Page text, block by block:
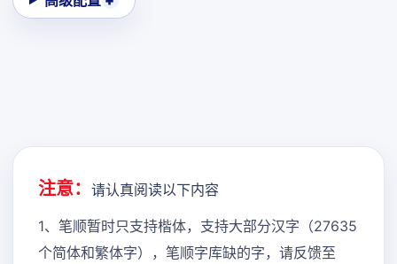
注意： 请认真阅读以下内容
1、笔顺暂时只支持楷体，支持大部分汉字（27635
个简体和繁体字），笔顺字库缺的字，请反馈至